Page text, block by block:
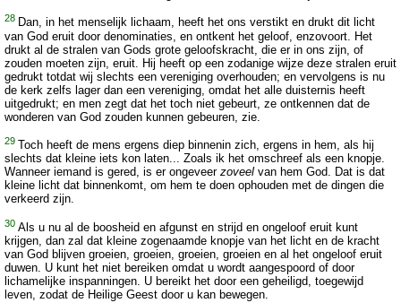
28 Dan, in het menselijk lichaam, heeft het ons verstikt en drukt dit licht
van God eruit door denominaties, en ontkent het geloof, enzovoort. Het
drukt al de stralen van Gods grote geloofskracht, die er in ons zijn, of
zouden moeten zijn, eruit. Hij heeft op een zodanige wijze deze stralen eruit
gedrukt totdat wij slechts een vereniging overhouden; en vervolgens is nu
de kerk zelfs lager dan een vereniging, omdat het alle duisternis heeft
uitgedrukt; en men zegt dat het toch niet gebeurt, ze ontkennen dat de
wonderen van God zouden kunnen gebeuren, zie.
29 Toch heeft de mens ergens diep binnenin zich, ergens in hem, als hij
slechts dat kleine iets kon laten... Zoals ik het omschreef als een knopje.
Wanneer iemand is gered, is er ongeveer zoveel van hem God. Dat is dat
kleine licht dat binnenkomt, om hem te doen ophouden met de dingen die
verkeerd zijn.
30 Als u nu al de boosheid en afgunst en strijd en ongeloof eruit kunt
krijgen, dan zal dat kleine zogenaamde knopje van het licht en de kracht
van God blijven groeien, groeien, groeien, groeien en al het ongeloof eruit
duwen. U kunt het niet bereiken omdat u wordt aangespoord of door
lichamelijke inspanningen. U bereikt het door een geheiligd, toegewijd
leven, zodat de Heilige Geest door u kan bewegen.